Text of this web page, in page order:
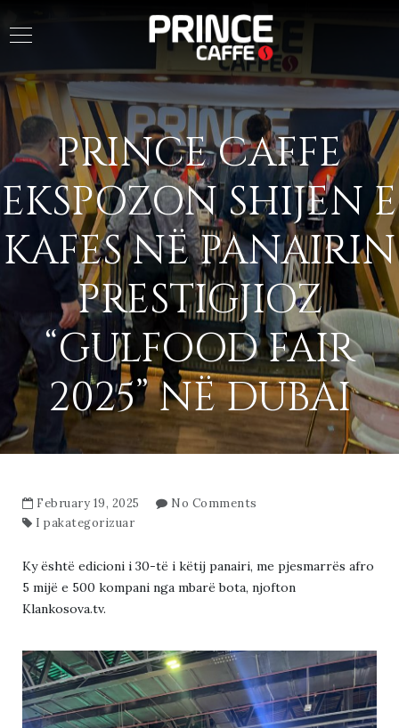
PRINCE CAFFE
EKSPOZON SHIJEN E
KAFES NË PANAIRIN
PRESTIGJIOZ
“GULFOOD FAIR
2025” NË DUBAI
February 19, 2025
No Comments
I pakategorizuar
Ky është edicioni i 30-të i këtij panairi, me pjesmarrës afro
5 mijë e 500 kompani nga mbarë bota, njofton
Klankosova.tv.